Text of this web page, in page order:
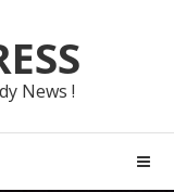
News !